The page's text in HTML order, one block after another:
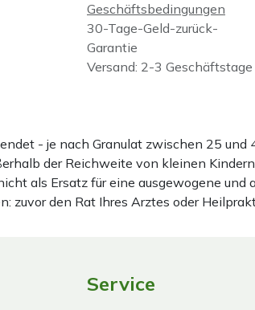
Geschäftsbedingungen
30-Tage-Geld-zurück-
Garantie
Versand: 2-3 Geschäftstage
- je nach Granulat zwischen 25 und
der Reichweite von kleinen
als Ersatz für eine ausgewogene
zuvor den Rat Ihres Arztes oder
Service